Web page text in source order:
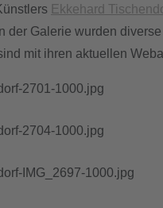
Ekkehard
der Galerie wurden
mit ihren aktuellen